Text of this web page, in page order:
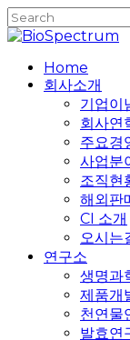
Skip
to
content
Close
Home
회사소개
기업이
회사연
주요경
사업분
조직현
해외판
CI 소개
오시는
연구소
생명과
제품개
천연물
발효연